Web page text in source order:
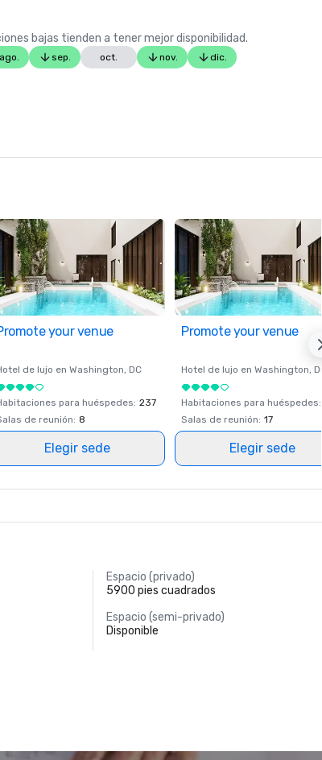
bajas tienden a tener mejor disponibilidad.
ago. sep. oct. nov. dic.
your venue
de lujo en Washington, DC
para huéspedes: 237
de reunión: 8
Elegir sede
Promote your venue
Hotel de lujo en Washington, DC
Habitaciones para huéspedes:
Salas de reunión: 17
Elegir sede
Espacio (privado)
5900 pies cuadrados
Espacio (semi-privado)
Disponible